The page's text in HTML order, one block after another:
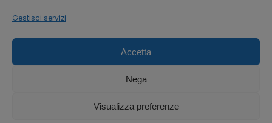
Gestisci servizi
Accetta
Nega
Visualizza preferenze
Dream-Theme — trulypremium WordPress
themes
Michael House S.R.L.S
P.IVA 12842370962